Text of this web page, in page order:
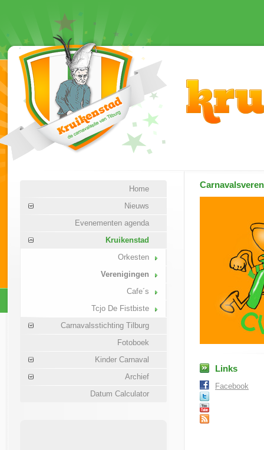
Home
Nieuws
Evenementen agenda
Kruikenstad
Orkesten
Verenigingen
Cafe´s
Tcjo De Fistbiste
Carnavalsstichting Tilburg
Fotoboek
Kinder Carnaval
Archief
Datum Calculator
Links
Facebook